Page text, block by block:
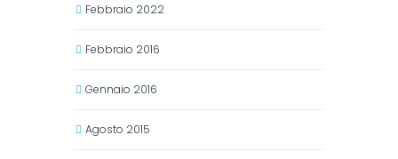
Febbraio 2022
Febbraio 2016
Gennaio 2016
Agosto 2015